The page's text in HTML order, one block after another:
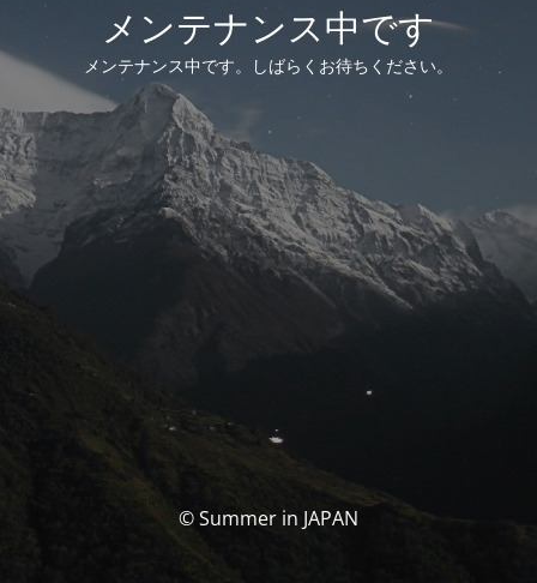
メンテナンス中です
メンテナンス中です。しばらくお待ちください。
© Summer in JAPAN